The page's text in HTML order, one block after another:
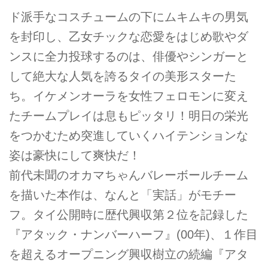
ド派手なコスチュームの下にムキムキの男気
を封印し、乙女チックな恋愛をはじめ歌やダ
ンスに全力投球するのは、俳優やシンガーと
して絶大な人気を誇るタイの美形スターた
ち。イケメンオーラを女性フェロモンに変え
たチームプレイは息もピッタリ！明日の栄光
をつかむため突進していくハイテンションな
姿は豪快にして爽快だ！
前代未聞のオカマちゃんバレーボールチーム
を描いた本作は、なんと「実話」がモチー
フ。タイ公開時に歴代興収第２位を記録した
『アタック・ナンバーハーフ』(00年)、１作目
を超えるオープニング興収樹立の続編『アタ